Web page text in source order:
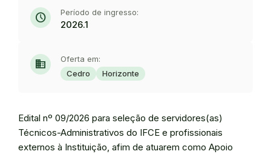
schedule Período de ingresso:
2026.1
domain
Oferta em:
Cedro
Horizonte
Edital nº 09/2026 para seleção de servidores(as)
Técnicos-Administrativos do IFCE e profissionais
externos à Instituição, afim de atuarem como Apoio